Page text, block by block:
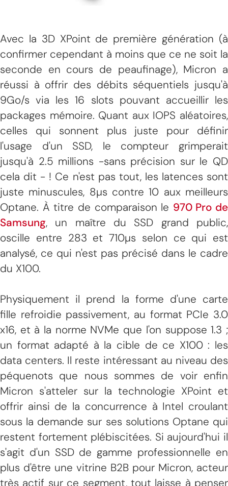
Avec la 3D XPoint de première génération (à
confirmer cependant à moins que ce ne soit la
seconde en cours de peaufinage), Micron a
réussi à offrir des débits séquentiels jusqu'à
9Go/s via les 16 slots pouvant accueillir les
packages mémoire. Quant aux IOPS aléatoires,
celles qui sonnent plus juste pour définir
l'usage d'un SSD, le compteur grimperait
jusqu'à 2.5 millions -sans précision sur le QD
cela dit - ! Ce n'est pas tout, les latences sont
juste minuscules, 8µs contre 10 aux meilleurs
Optane. À titre de comparaison le 970 Pro de
Samsung, un maître du SSD grand public,
oscille entre 283 et 710µs selon ce qui est
analysé, ce qui n'est pas précisé dans le cadre
du X100.
Physiquement il prend la forme d'une carte
fille refroidie passivement, au format PCIe 3.0
x16, et à la norme NVMe que l'on suppose 1.3 ;
un format adapté à la cible de ce X100 : les
data centers. Il reste intéressant au niveau des
péquenots que nous sommes de voir enfin
Micron s'atteler sur la technologie XPoint et
offrir ainsi de la concurrence à Intel croulant
sous la demande sur ses solutions Optane qui
restent fortement plébiscitées. Si aujourd'hui il
s'agit d'un SSD de gamme professionnelle en
plus d'être une vitrine B2B pour Micron, acteur
très actif sur ce segment, tout laisse à penser